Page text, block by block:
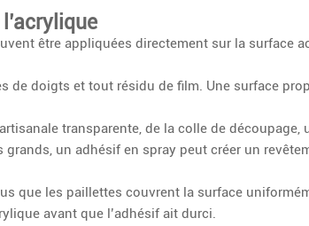
être appliquées directement sur la surface
de doigts et tout résidu de film. Une surface
transparente, de la colle de découpage,
un adhésif en spray peut créer un
que les paillettes couvrent la surface
avant que l’adhésif ait durci.